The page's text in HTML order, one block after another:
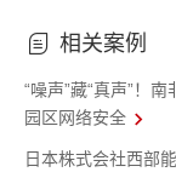
相关案例
“噪声”藏“真声”！
园区网络安全
日本株式会社西部